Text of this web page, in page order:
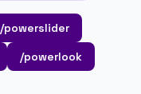
/powerslider
/powerlook